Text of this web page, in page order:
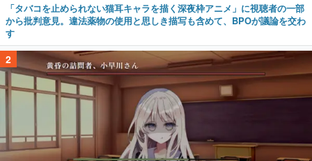
「タバコを止められない猫耳キャラを描く深夜枠アニメ」に視聴者の一部
から批判意見。違法薬物の使用と思しき描写も含めて、BPOが議論を交わ
す
2